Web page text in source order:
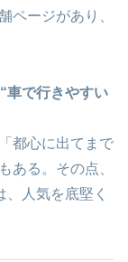
ページがあり、
“車で行きやすい
都心に出てまで
ある。その点、
、人気を底堅く